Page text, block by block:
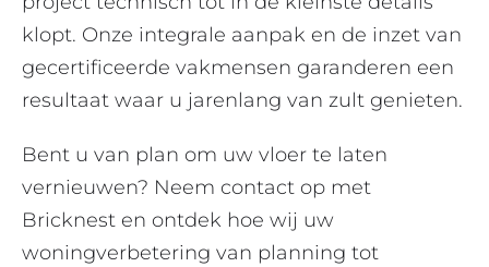
klopt. Onze integrale aanpak en de inzet van
gecertificeerde vakmensen garanderen een
resultaat waar u jarenlang van zult genieten.
Bent u van plan om uw vloer te laten
vernieuwen? Neem contact op met
Bricknest en ontdek hoe wij uw
woningverbetering van planning tot